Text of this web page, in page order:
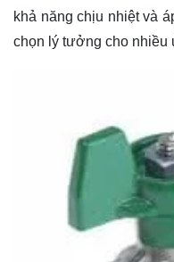
khả năng chịu nhiệt và
chọn lý tưởng cho nhiều